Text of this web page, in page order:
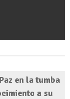
en la tumba
a su